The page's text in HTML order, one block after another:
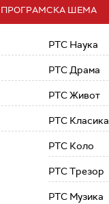
ПРОГРАМСКА ШЕМА
РТС Наука
РТС Драма
РТС Живот
РТС Класика
РТС Коло
РТС Трезор
РТС Музика